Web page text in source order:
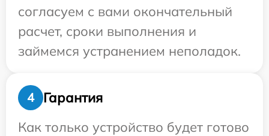
согласуем с вами окончательный
расчет, сроки выполнения и
займемся устранением неполадок.
4
Гарантия
Как только устройство будет готово